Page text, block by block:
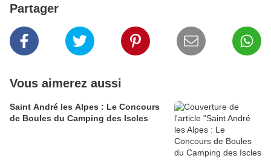
Partager
Vous aimerez aussi
Saint André les Alpes : Le Concours
de Boules du Camping des Iscles